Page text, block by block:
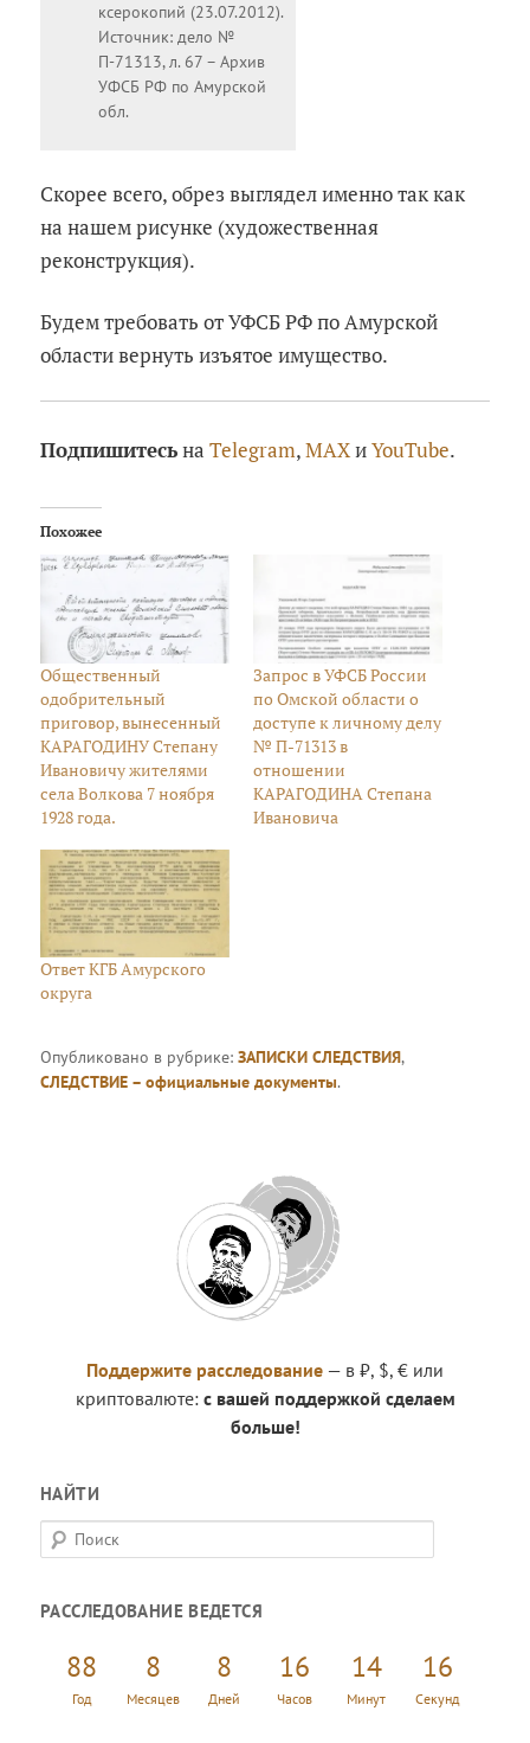
ксерокопий (23.07.2012).
Источник: дело №
П-71313, л. 67 – Архив
УФСБ РФ по Амурской
обл.
Скорее всего, обрез выглядел именно так как
на нашем рисунке (художественная
реконструкция).
Будем требовать от УФСБ РФ по Амурской
области вернуть изъятое имущество.
ПодпишитесьнаTelegram,MAXиYouTube.
Похожее
Общественный
одобрительный
приговор, вынесенный
КАРАГОДИНУ Степану
Ивановичу жителями
села Волкова 7 ноября
1928 года.
Запрос в УФСБ России
по Омской области о
доступе к личному делу
№ П-71313 в
отношении
КАРАГОДИНА Степана
Ивановича
Ответ КГБ Амурского
округа
Опубликовано в рубрике:ЗАПИСКИ СЛЕДСТВИЯ,
СЛЕДСТВИЕ – официальные документы.
Поддержите расследование — в ₽, $, € или
криптовалюте: с вашей поддержкой сделаем
больше!
НАЙТИ
П
о
с
РАССЛЕДОВАНИЕ ВЕДЕТСЯ
88
Год
8
Месяцев
8
Дней
16
Часов
14
Минут
17
Секунд